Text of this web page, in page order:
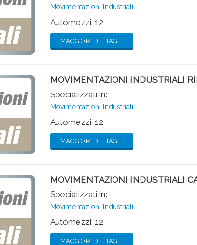
Movimentazioni Industriali
Automezzi: 12
MAGGIORI DETTAGLI
MOVIMENTAZIONI INDUSTRIALI
Specializzati in:
Movimentazioni Industriali
Automezzi: 12
MAGGIORI DETTAGLI
MOVIMENTAZIONI INDUSTRIALI
Specializzati in:
Movimentazioni Industriali
Automezzi: 12
MAGGIORI DETTAGLI